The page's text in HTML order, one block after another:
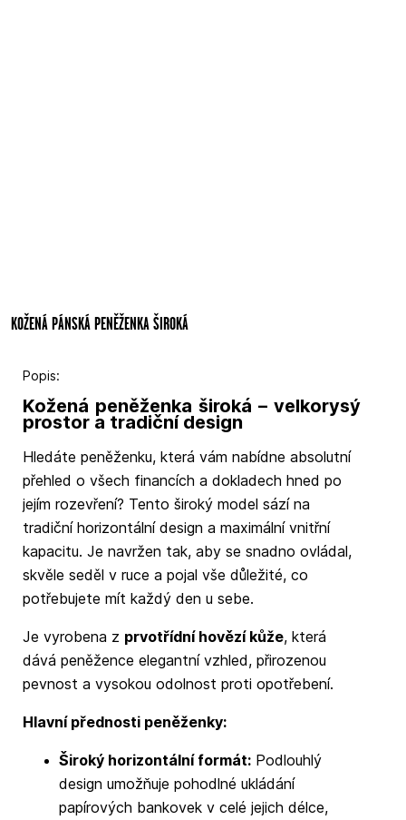
KOŽENÁ PÁNSKÁ PENĚŽENKA ŠIROKÁ
Popis:
Kožená peněženka široká – velkorysý
prostor a tradiční design
Hledáte peněženku, která vám nabídne absolutní
přehled o všech financích a dokladech hned po
jejím rozevření? Tento široký model sází na
tradiční horizontální design a maximální vnitřní
kapacitu. Je navržen tak, aby se snadno ovládal,
skvěle seděl v ruce a pojal vše důležité, co
potřebujete mít každý den u sebe.
Je vyrobena z prvotřídní hovězí kůže, která
dává peněžence elegantní vzhled, přirozenou
pevnost a vysokou odolnost proti opotřebení.
Hlavní přednosti peněženky:
Široký horizontální formát:Podlouhlý
design umožňuje pohodlné ukládání
papírových bankovek v celé jejich délce,